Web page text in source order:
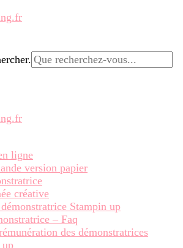
ligne
version papier
créative
Stampin up
– Faq
des démonstratrices
up